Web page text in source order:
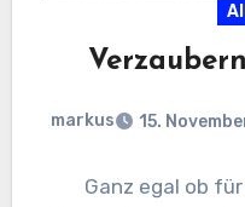
markus 15.
Ganz egal ob